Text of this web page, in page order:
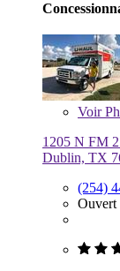
Voir
1205 N FM
Dublin, TX
(254)
Ouvert